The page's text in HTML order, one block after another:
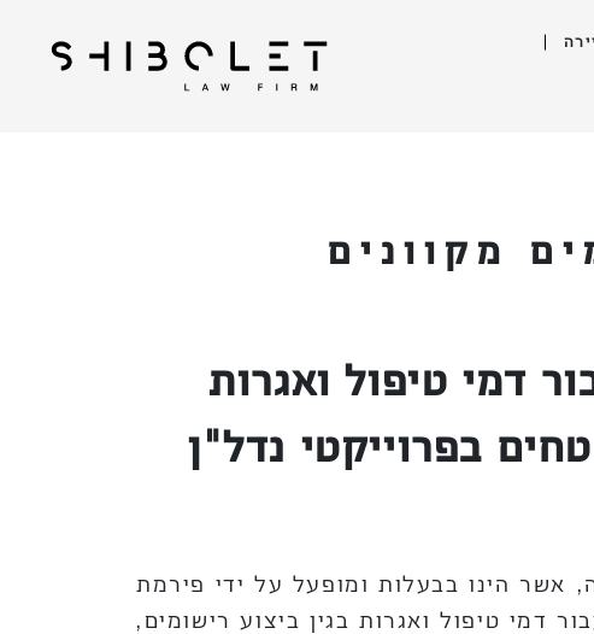
מקוונים
דמי טיפול ואגרות
בפרוייקטי נדל"ן
אשר הינו בבעלות ומופעל על ידי פירמת
דמי טיפול ואגרות בגין ביצוע רישומים,